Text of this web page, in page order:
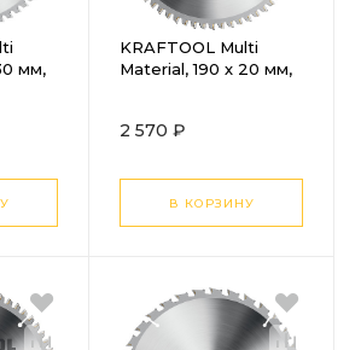
мм,
KRAFTOOL Multi
Material, 190 х 20 мм,
190-20)
2 570 ₽
В КОРЗИНУ